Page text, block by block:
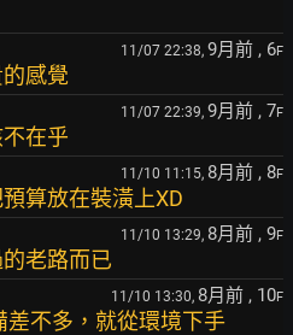
11/07 22:38, 9月前 , 6F
感覺
11/07 22:39, 9月前 , 7F
在乎
11/10 11:15, 8月前 , 8F
算放在裝潢上XD
11/10 13:29, 8月前 , 9F
老路而已
11/10 13:30, 8月前 , 10F
差不多，就從環境下手